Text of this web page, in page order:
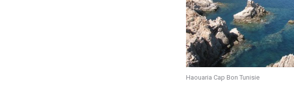
Haouaria Cap Bon Tunisie